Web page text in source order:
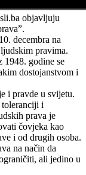
objavljuju
decembra na
pravima.
godine se
dostojanstvom i
i pravde u svijetu.
toleranciji i
prava je
čovjeka kao
i od drugih osoba.
na način da
ali jedino u